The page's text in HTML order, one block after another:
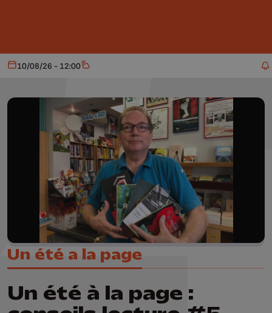
Aujourd'hui
10/08/26 - 12:00 Météo
Un été a la page
Un été à la page :